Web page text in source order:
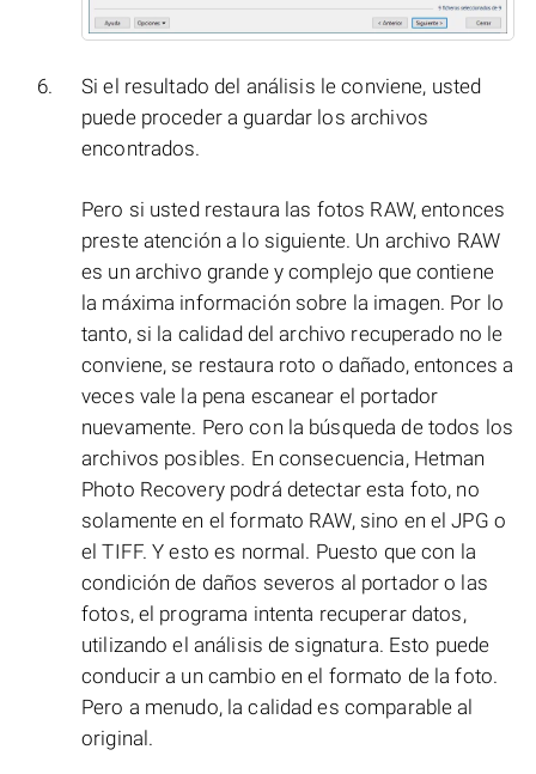
Si el resultado del análisis le conviene, usted
puede proceder a guardar los archivos
encontrados.
Pero si usted restaura las fotos RAW, entonces
preste atención a lo siguiente. Un archivo RAW
es un archivo grande y complejo que contiene
la máxima información sobre la imagen. Por lo
tanto, si la calidad del archivo recuperado no le
conviene, se restaura roto o dañado, entonces a
veces vale la pena escanear el portador
nuevamente. Pero con la búsqueda de todos los
archivos posibles. En consecuencia, Hetman
Photo Recovery podrá detectar esta foto, no
solamente en el formato RAW, sino en el JPG o
el TIFF. Y esto es normal. Puesto que con la
condición de daños severos al portador o las
fotos, el programa intenta recuperar datos,
utilizando el análisis de signatura. Esto puede
conducir a un cambio en el formato de la foto.
Pero a menudo, la calidad es comparable al
original.